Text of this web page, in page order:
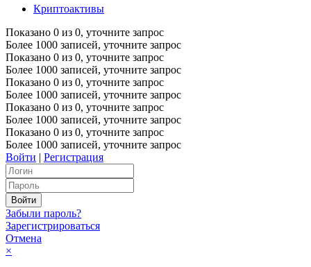
Криптоактивы
Показано 0 из 0, уточните запрос
Более 1000 записей, уточните запрос
Показано 0 из 0, уточните запрос
Более 1000 записей, уточните запрос
Показано 0 из 0, уточните запрос
Более 1000 записей, уточните запрос
Показано 0 из 0, уточните запрос
Более 1000 записей, уточните запрос
Показано 0 из 0, уточните запрос
Более 1000 записей, уточните запрос
Войти | Регистрация
Забыли пароль?
Зарегистрироваться
Отмена
×